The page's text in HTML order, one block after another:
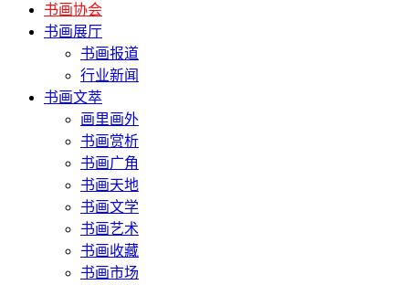
书画协会
书画展厅
书画报道
行业新闻
书画文萃
画里画外
书画赏析
书画广角
书画天地
书画文学
书画艺术
书画收藏
书画市场